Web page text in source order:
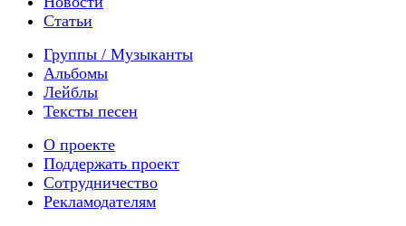
Статьи
Группы / Музыканты
Альбомы
Лейблы
Тексты песен
О проекте
Поддержать проект
Сотрудничество
Рекламодателям